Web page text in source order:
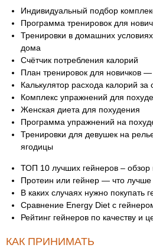
Индивидуальный подбор
Программа тренировок для
Тренировки в домашних
дома
Счётчик потребления калорий
План тренировок для новичков
Калькулятор расхода калорий за
Комплекс упражнений для
Женская диета для похудения
Программа упражнений на
Тренировки для девушек на
ягодицы
ТОП 10 лучших гейнеров – обзор
Протеин или гейнер — что
В каких случаях нужно покупать
Сравнение Energy Diet с
Рейтинг гейнеров по качеству и
КАК ПРИНИМАТЬ